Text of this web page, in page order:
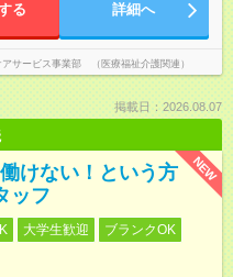
る 詳細へ
サービス事業部 （医療福祉介護関連）
掲載日：2026.08.07
NEW
けない！という方
ッフ
大学生歓迎
ブランクOK